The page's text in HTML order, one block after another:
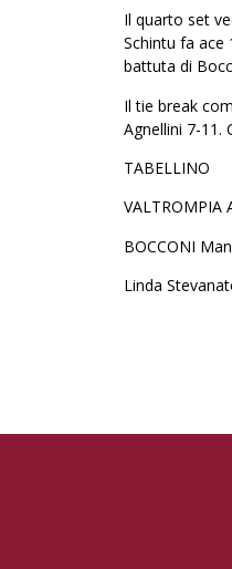
Il quarto set
Schintu fa ace
battuta di
Il tie break
Agnellini 7-11.
TABELLINO
VALTROMPIA
BOCCONI
Linda